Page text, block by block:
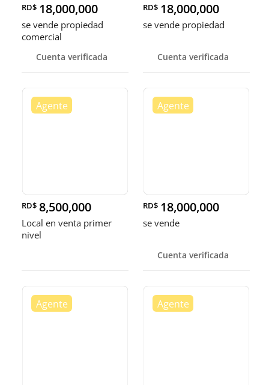
RD$ 18,000,000
se vende propiedad
comercial
Cuenta verificada
RD$ 18,000,000
se vende propiedad
Cuenta verificada
RD$ 8,500,000
Local en venta primer
nivel
RD$ 18,000,000
se vende
Cuenta verificada